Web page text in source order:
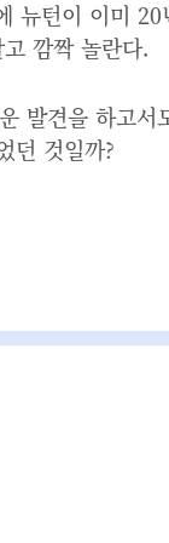
뉴턴이 이미 20
깜짝 놀란다.
발견을 하고서
던 것일까?